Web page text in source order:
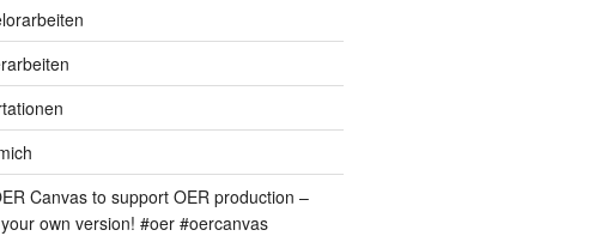
Canvas to support OER production –
own version! #oer #oercanvas